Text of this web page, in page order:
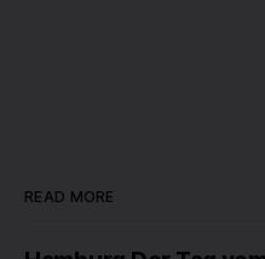
READ MORE